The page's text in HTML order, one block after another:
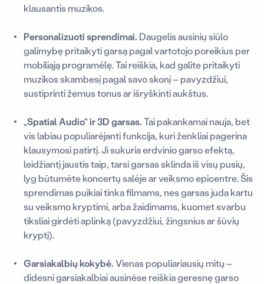
klausantis muzikos.
Personalizuoti sprendimai. Daugelis ausinių siūlo
galimybę pritaikyti garsą pagal vartotojo poreikius per
mobiliąją programėlę. Tai reiškia, kad galite pritaikyti
muzikos skambesį pagal savo skonį – pavyzdžiui,
sustiprinti žemus tonus ar išryškinti aukštus.
„Spatial Audio“ ir 3D garsas.Tai pakankamai nauja, bet
vis labiau populiarėjanti funkcija, kuri ženkliai pagerina
klausymosi patirtį. Ji sukuria erdvinio garso efektą,
leidžiantį jaustis taip, tarsi garsas sklinda iš visų pusių,
lyg būtumėte koncertų salėje ar veiksmo epicentre. Šis
sprendimas puikiai tinka filmams, nes garsas juda kartu
su veiksmo kryptimi, arba žaidimams, kuomet svarbu
tiksliai girdėti aplinką (pavyzdžiui, žingsnius ar šūvių
kryptį).
Garsiakalbių kokybė.Vienas populiariausių mitų –
didesni garsiakalbiai ausinėse reiškia geresnę garso